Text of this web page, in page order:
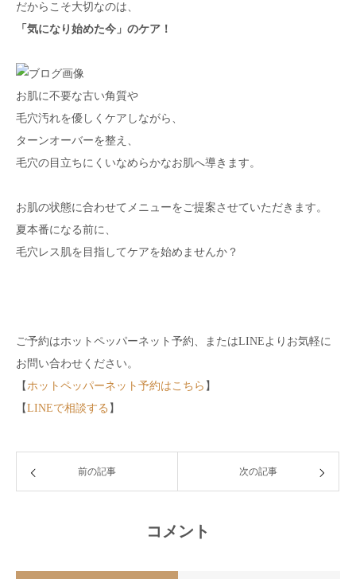
だからこそ大切なのは、
「気になり始めた今」のケア！
お肌に不要な古い角質や
毛穴汚れを優しくケアしながら、
ターンオーバーを整え、
毛穴の目立ちにくいなめらかなお肌へ導きます。
お肌の状態に合わせてメニューをご提案させていただきます。
夏本番になる前に、
毛穴レス肌を目指してケアを始めませんか？
ご予約はホットペッパーネット予約、またはLINEよりお気軽に
お問い合わせください。
【ホットペッパーネット予約はこちら 】
【LINEで相談する 】
前の記事 次の記事
コメント